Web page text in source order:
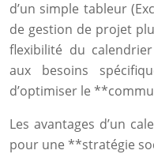
d’un simple tableur
de gestion de projet
flexibilité du
aux besoins
d’optimiser le
Les avantages d’un
pour une **stratégie